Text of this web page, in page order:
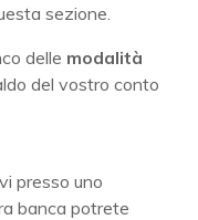
sezione.
delle modalità
del vostro conto
presso uno
banca potrete